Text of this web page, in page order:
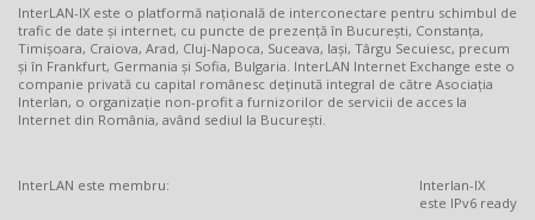
InterLAN-IX este o platformă națională de interconectare pentru schimbul de
trafic de date și internet, cu puncte de prezență în București, Constanța,
Timișoara, Craiova, Arad, Cluj-Napoca, Suceava, Iași, Târgu Secuiesc, precum
și în Frankfurt, Germania și Sofia, Bulgaria. InterLAN Internet Exchange este o
companie privată cu capital românesc deținută integral de către Asociația
Interlan, o organizație non-profit a furnizorilor de servicii de acces la
Internet din România, având sediul la București.
InterLAN este membru:
Interlan-IX
este IPv6 ready